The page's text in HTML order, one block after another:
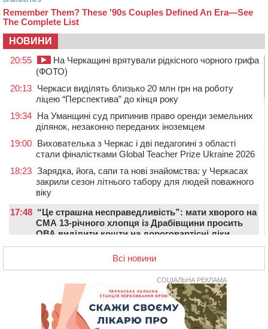
НОВИНИ
20:55
На Черкащині врятували рідкісного чорного грифа
(ФОТО)
20:13 Черкаси виділять близько 20 млн грн на роботу
ліцею “Перспектива” до кінця року
19:34 На Уманщині суд припинив право оренди земельних
ділянок, незаконно переданих іноземцем
19:00 Вихователька з Черкас і дві педагогині з області
стали фіналістками Global Teacher Prize Ukraine 2026
18:23 Зарядка, йога, сапи та нові знайомства: у Черкасах
закрили сезон літнього табору для людей поважного
віку
17:48 “Це страшна несправедливість”: мати хворого на
СМА 13-річного хлопця із Драбівщини просить
ОВА виділити кошти на дороговартісні ліки
На Уманщині судитимуть колишню очільницю відділу
освіти через закупівлю електрики за завищеною
У Черкасах провели в останню путь двох
загиблих воїнів
До 1 вересня у Черкасах оновлюють дорожню
Всі новини
СОЦІАЛЬНА РЕКЛАМА